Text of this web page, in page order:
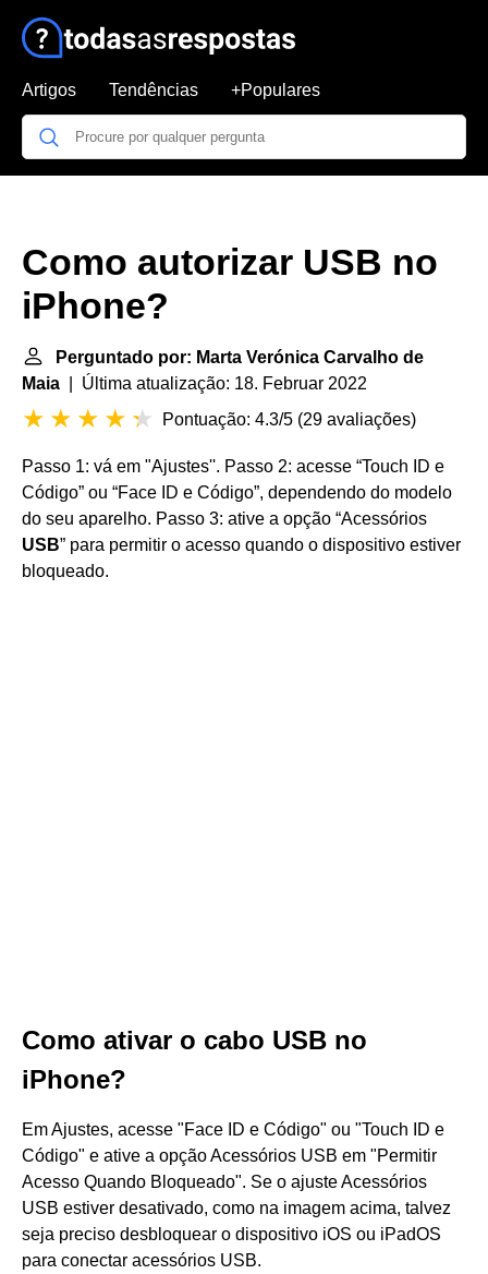
Artigos Tendências +Populares
Como autorizar USB no
iPhone?
Perguntado por: Marta Verónica Carvalho de
Maia | Última atualização: 18. Februar 2022
Pontuação: 4.3/5 (29 avaliações)
Passo 1: vá em "Ajustes''. Passo 2: acesse “Touch ID e
Código” ou “Face ID e Código”, dependendo do modelo
do seu aparelho. Passo 3: ative a opção “Acessórios
USB” para permitir o acesso quando o dispositivo estiver
bloqueado.
Como ativar o cabo USB no
iPhone?
Em Ajustes, acesse "Face ID e Código" ou "Touch ID e
Código" e ative a opção Acessórios USB em "Permitir
Acesso Quando Bloqueado". Se o ajuste Acessórios
USB estiver desativado, como na imagem acima, talvez
seja preciso desbloquear o dispositivo iOS ou iPadOS
para conectar acessórios USB.